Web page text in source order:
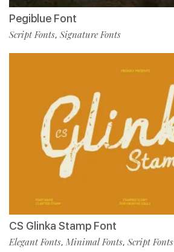
Pegiblue Font
Script Fonts, Signature Fonts
CS Glinka Stamp Font
Elegant Fonts, Minimal Fonts, Script Fonts